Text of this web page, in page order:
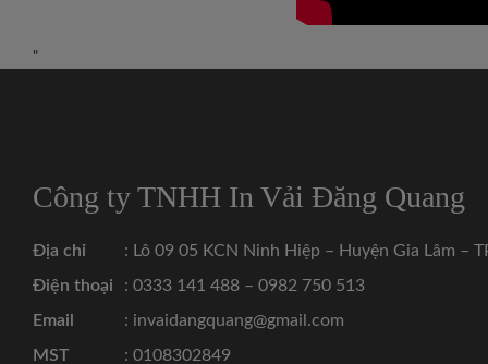
"
Công ty TNHH In Vải Đăng Quang
Địa chỉ
: Lô 09 05 KCN Ninh Hiệp – Huyện Gia Lâm –
Điện thoại
: 0333 141 488 – 0982 750 513
Email
: invaidangquang@gmail.com
MST
: 0108302849